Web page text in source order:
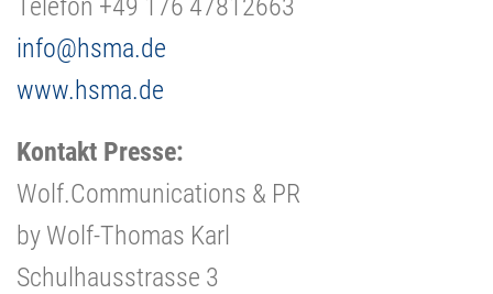
Telefon +49 176 47812663
info@hsma.de
www.hsma.de
Kontakt Presse:
Wolf.Communications & PR
by Wolf-Thomas Karl
Schulhausstrasse 3